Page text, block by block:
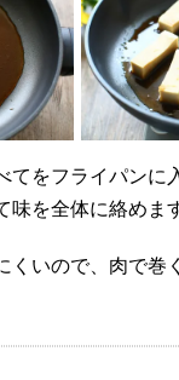
てをフライパンに
味を全体に絡めま
くいので、肉で巻